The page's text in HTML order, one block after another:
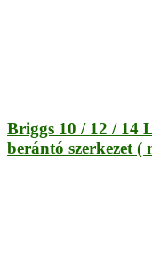
Briggs 10 / 12 / 14
berántó szerkezet (